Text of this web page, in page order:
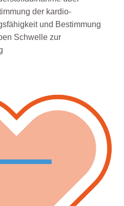
der kardio-
und Bestimmung
Schwelle zur